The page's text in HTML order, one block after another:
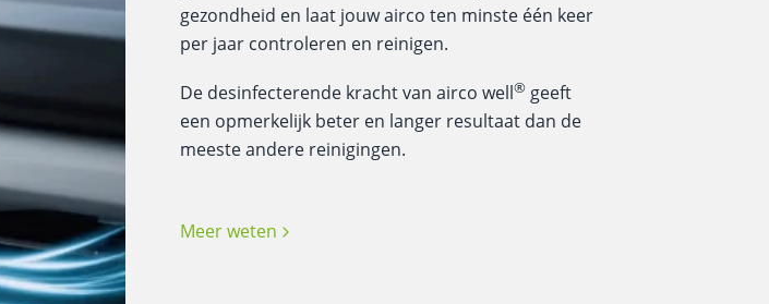
gezondheid en laat jouw airco ten minste één keer
per jaar controleren en reinigen.
De desinfecterende kracht van airco well® geeft
een opmerkelijk beter en langer resultaat dan de
meeste andere reinigingen.
Meer weten